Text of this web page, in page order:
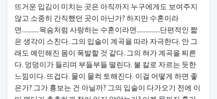
뜨거운 입김이 미치는 곳은 아직까지 누구에게도 보여주지
않고 소중히 간직했던 곳이 아닌가? 하지만 수혼이라
면............목숨처럼 사랑하는 수혼이라면................단편적인 짧
은 생각이 스친다. 그의 입술이 계곡을 따라 자극한다. 안 그
래도 예민해진 몸이 폭발할 것 같다. 그의 혀가 계곡을 찌른
다. 엉덩이가 들리며 부들부들 떨린다. 불 칼로 자르는 듯한
느낌이다. 뜨겁다. 물이 물컥 토해진다. 이걸 어떻게 하면 좋
은가? 그가 흉보는 건 아닐까? 그의 입술이 다가오기 전에 이